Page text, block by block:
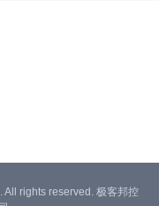
rights reserved. 极客邦控